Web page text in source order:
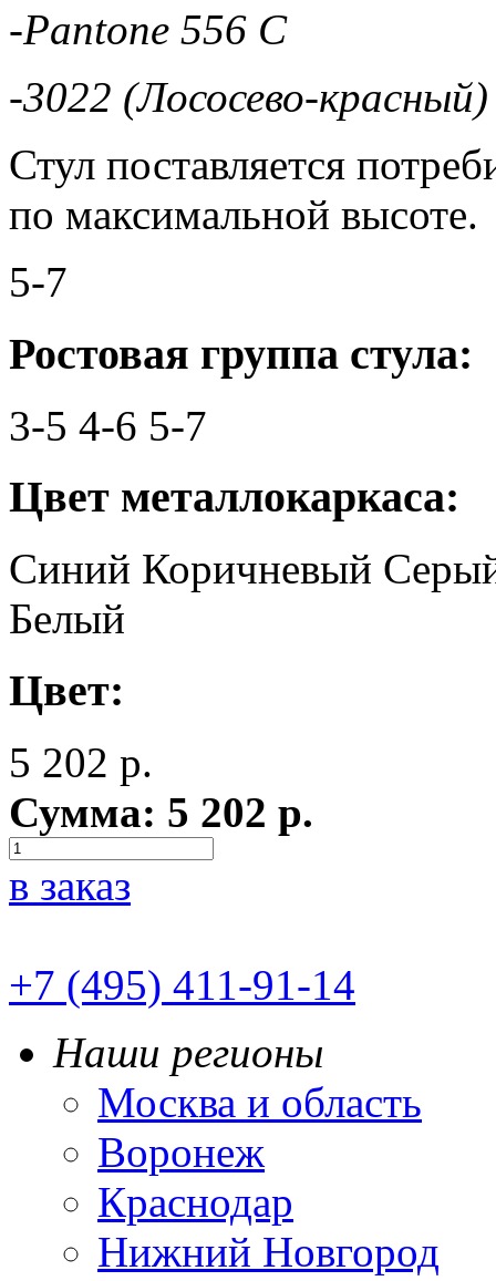
-Pantone 556 C
-3022 (Лососево-красный)
Стул поставляется
по максимальной высоте.
5-7
Ростовая группа стула:
3-5 4-6 5-7
Цвет металлокаркаса:
Синий Коричневый
Белый
Цвет:
5 202 р.
Сумма: 5 202 р.
в заказ
+7 (495) 411-91-14
Наши регионы
Москва и область
Воронеж
Краснодар
Нижний Новгород